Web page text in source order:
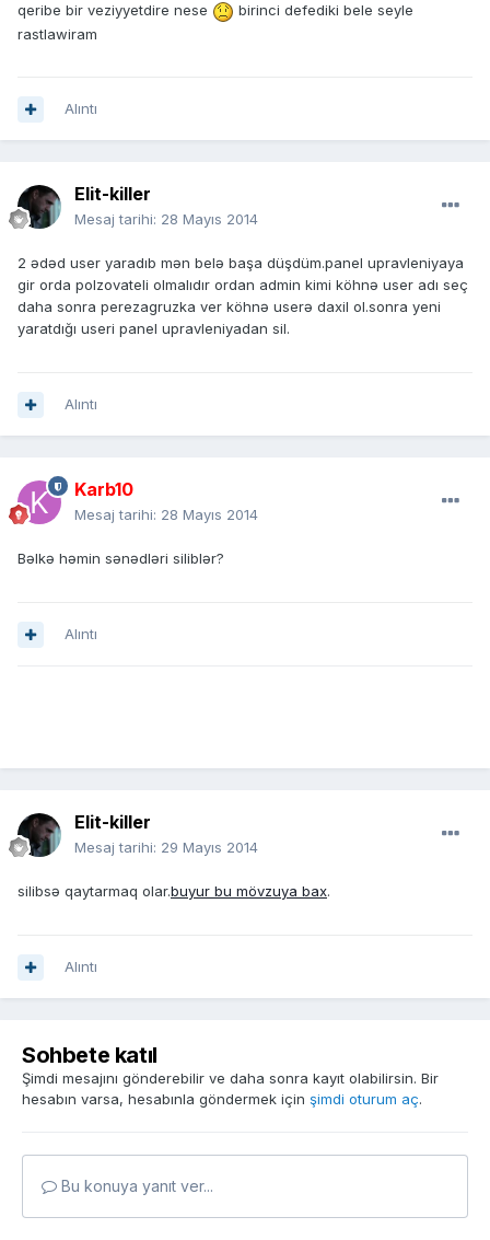
qeribe bir veziyyetdire nese
birinci defediki bele seyle
rastlawiram
Alıntı
Elit-killer
Mesaj tarihi: 28 Mayıs 2014
2 ədəd user yaradıb mən belə başa düşdüm.panel upravleniyaya
gir orda polzovateli olmalıdır ordan admin kimi köhnə user adı seç
daha sonra perezagruzka ver köhnə userə daxil ol.sonra yeni
yaratdığı useri panel upravleniyadan sil.
Alıntı
Karb10
Mesaj tarihi: 28 Mayıs 2014
Bəlkə həmin sənədləri siliblər?
Alıntı
Elit-killer
Mesaj tarihi: 29 Mayıs 2014
silibsə qaytarmaq olar.buyur bu mövzuya bax.
Alıntı
Sohbete katıl
Şimdi mesajını gönderebilir ve daha sonra kayıt olabilirsin. Bir
hesabın varsa, hesabınla göndermek için şimdi oturum aç.
Bu konuya yanıt ver...